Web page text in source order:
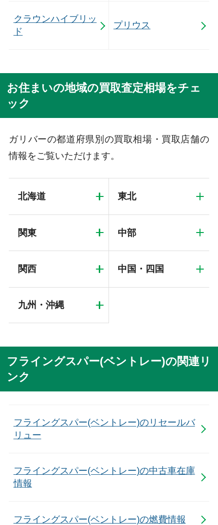
クラウンハイブリッ
ド
プリウス
お住まいの地域の買取査定相場をチェ
ック
ガリバーの都道府県別の買取相場・買取店舗の
情報をご覧いただけます。
北海道 東北
関東 中部
関西 中国・四国
九州・沖縄
フライングスパー(ベントレー)の関連リ
ンク
フライングスパー(ベントレー)のリセールバ
リュー
フライングスパー(ベントレー)の中古車在庫
情報
フライングスパー(ベントレー)の燃費情報